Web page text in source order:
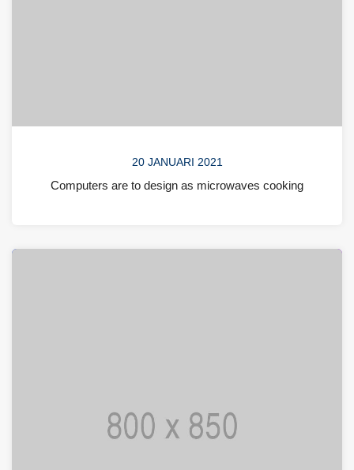
20 JANUARI 2021
Computers are to design as microwaves cooking